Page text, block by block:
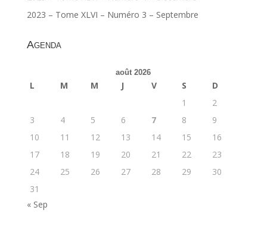
2023 – Tome XLVI – Numéro 3 – Septembre
Agenda
août 2026
L M M J V S
D
1
2
3
4 5 6 7 8
9
10
11 12 13 14 15
16
17
18 19 20 21 22
23
24
25 26 27 28 29
30
31
« Sep